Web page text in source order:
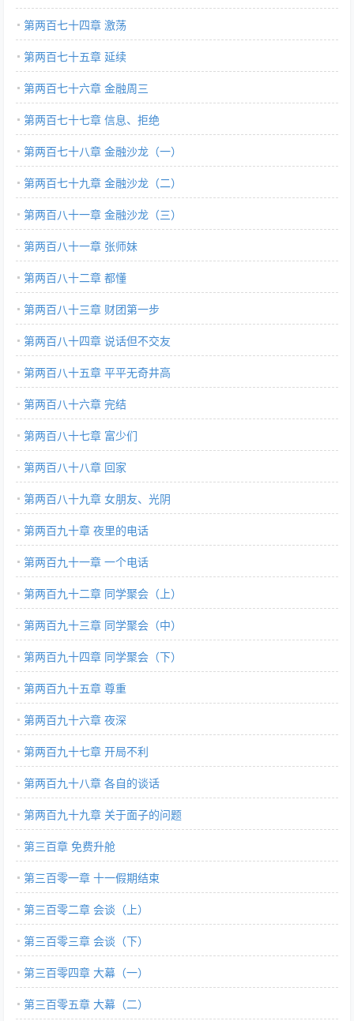
第两百七十四章 激荡
第两百七十五章 延续
第两百七十六章 金融周三
第两百七十七章 信息、拒绝
第两百七十八章 金融沙龙（一）
第两百七十九章 金融沙龙（二）
第两百八十一章 金融沙龙（三）
第两百八十一章 张师妹
第两百八十二章 都懂
第两百八十三章 财团第一步
第两百八十四章 说话但不交友
第两百八十五章 平平无奇井高
第两百八十六章 完结
第两百八十七章 富少们
第两百八十八章 回家
第两百八十九章 女朋友、光阴
第两百九十章 夜里的电话
第两百九十一章 一个电话
第两百九十二章 同学聚会（上）
第两百九十三章 同学聚会（中）
第两百九十四章 同学聚会（下）
第两百九十五章 尊重
第两百九十六章 夜深
第两百九十七章 开局不利
第两百九十八章 各自的谈话
第两百九十九章 关于面子的问题
第三百章 免费升舱
第三百零一章 十一假期结束
第三百零二章 会谈（上）
第三百零三章 会谈（下）
第三百零四章 大幕（一）
第三百零五章 大幕（二）